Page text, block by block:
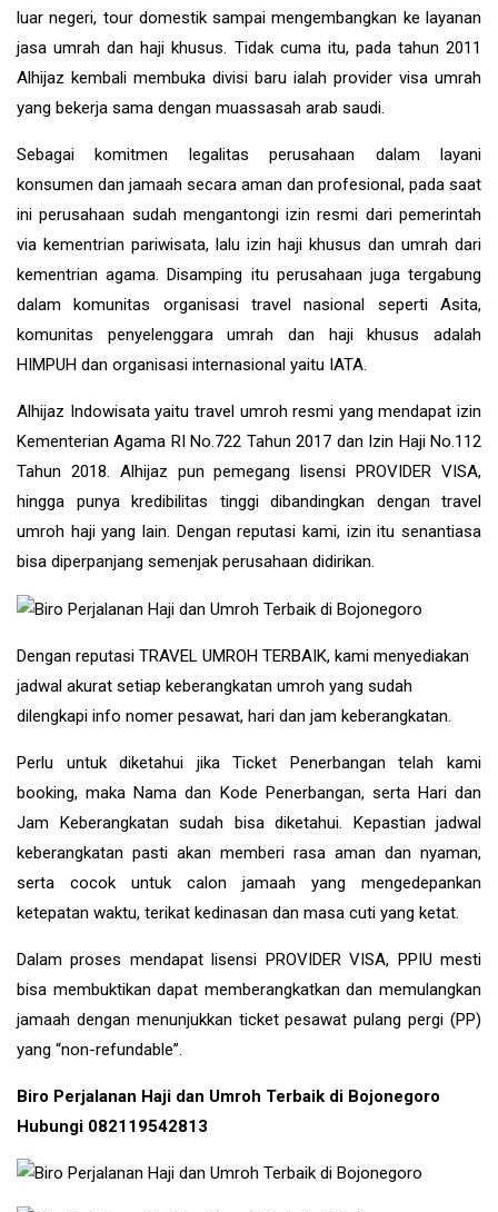
luar negeri, tour domestik sampai mengembangkan ke layanan
jasa umrah dan haji khusus. Tidak cuma itu, pada tahun 2011
Alhijaz kembali membuka divisi baru ialah provider visa umrah
yang bekerja sama dengan muassasah arab saudi.
Sebagai komitmen legalitas perusahaan dalam layani
konsumen dan jamaah secara aman dan profesional, pada saat
ini perusahaan sudah mengantongi izin resmi dari pemerintah
via kementrian pariwisata, lalu izin haji khusus dan umrah dari
kementrian agama. Disamping itu perusahaan juga tergabung
dalam komunitas organisasi travel nasional seperti Asita,
komunitas penyelenggara umrah dan haji khusus adalah
HIMPUH dan organisasi internasional yaitu IATA.
Alhijaz Indowisatayaitu travel umroh resmi yang mendapat izin
Kementerian Agama RI No.722 Tahun 2017 dan Izin Haji No.112
Tahun 2018. Alhijaz pun pemegang lisensi PROVIDER VISA,
hingga punya kredibilitas tinggi dibandingkan dengan travel
umroh haji yang lain. Dengan reputasi kami, izin itu senantiasa
bisa diperpanjang semenjak perusahaan didirikan.
Dengan reputasi TRAVEL UMROH TERBAIK, kami menyediakan
jadwal akurat setiap keberangkatan umroh yang sudah
dilengkapi info nomer pesawat, hari dan jam keberangkatan.
Perlu untuk diketahui jika Ticket Penerbangan telah kami
booking, maka Nama dan Kode Penerbangan, serta Hari dan
Jam Keberangkatan sudah bisa diketahui. Kepastian jadwal
keberangkatan pasti akan memberi rasa aman dan nyaman,
serta cocok untuk calon jamaah yang mengedepankan
ketepatan waktu, terikat kedinasan dan masa cuti yang ketat.
Dalam proses mendapat lisensi PROVIDER VISA, PPIU mesti
bisa membuktikan dapat memberangkatkan dan memulangkan
jamaah dengan menunjukkan ticket pesawat pulang pergi (PP)
yang “non-refundable”.
Biro Perjalanan Haji dan Umroh Terbaik di Bojonegoro
Hubungi 082119542813